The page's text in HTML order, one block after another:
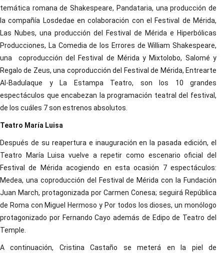
temática romana de Shakespeare, Pandataria, una producción de
la compañía Losdedae en colaboración con el Festival de Mérida,
Las Nubes, una producción del Festival de Mérida e Hiperbólicas
Producciones, La Comedia de los Errores de William Shakespeare,
una coproducción del Festival de Mérida y Mixtolobo, Salomé y
Regalo de Zeus, una coproducción del Festival de Mérida, Entrearte
Al-Badulaque y La Estampa Teatro, son los 10 grandes
espectáculos que encabezan la programación teatral del festival,
de los cuáles 7 son estrenos absolutos.
Teatro María Luisa
Después de su reapertura e inauguración en la pasada edición, el
Teatro María Luisa vuelve a repetir como escenario oficial del
Festival de Mérida acogiendo en esta ocasión 7 espectáculos:
Medea, una coproducción del Festival de Mérida con la Fundación
Juan March, protagonizada por Carmen Conesa; seguirá República
de Roma con Miguel Hermoso y Por todos los dioses, un monólogo
protagonizado por Fernando Cayo además de Edipo de Teatro del
Temple.
A continuación, Cristina Castaño se meterá en la piel de